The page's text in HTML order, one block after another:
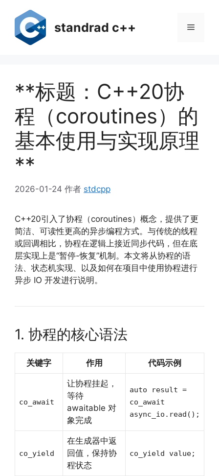
standrad c++ 菜
**标题：C++20协
程（coroutines）的
基本使用与实现原理
**
2026-01-24 作者 stdcpp
C++20引入了协程（coroutines）概念，提供了更
简洁、可读性更高的异步编程方式。与传统的线程
或回调相比，协程在逻辑上接近同步代码，但在底
层实现上是“暂停-恢复”机制。本文将从协程的语
法、状态机实现、以及如何在项目中使用协程进行
异步 IO 开发进行说明。
1. 协程的核心语法
关键字 作用 代码示例
co_await
让协程挂起，
等待
awaitable 对
象完成
auto result =
co_await
async_io.read();
co_yield
在生成器中返
回值，保持协
程状态
co_yield value;